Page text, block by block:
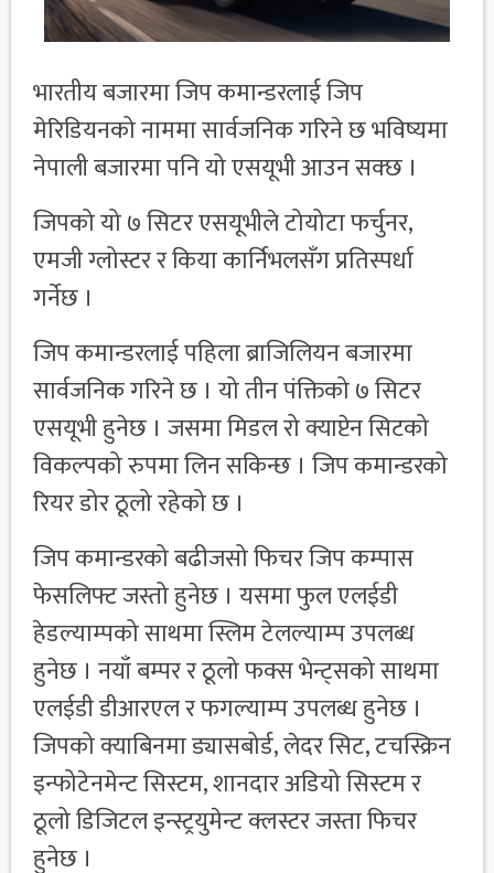
भारतीय बजारमा जिप कमान्डरलाई जिप
मेरिडियनको नाममा सार्वजनिक गरिने छ भविष्यमा
नेपाली बजारमा पनि यो एसयूभी आउन सक्छ ।
जिपको यो ७ सिटर एसयूभीले टोयोटा फर्चुनर,
एमजी ग्लोस्टर र किया कार्निभलसँग प्रतिस्पर्धा
गर्नेछ ।
जिप कमान्डरलाई पहिला ब्राजिलियन बजारमा
सार्वजनिक गरिने छ । यो तीन पंक्तिको ७ सिटर
एसयूभी हुनेछ । जसमा मिडल रो क्याप्टेन सिटको
विकल्पको रुपमा लिन सकिन्छ । जिप कमान्डरको
रियर डोर ठूलो रहेको छ ।
जिप कमान्डरको बढीजसो फिचर जिप कम्पास
फेसलिफ्ट जस्तो हुनेछ । यसमा फुल एलईडी
हेडल्याम्पको साथमा स्लिम टेलल्याम्प उपलब्ध
हुनेछ । नयाँ बम्पर र ठूलो फक्स भेन्ट्सको साथमा
एलईडी डीआरएल र फगल्याम्प उपलब्ध हुनेछ ।
जिपको क्याबिनमा ड्यासबोर्ड, लेदर सिट, टचस्क्रिन
इन्फोटेनमेन्ट सिस्टम, शानदार अडियो सिस्टम र
ठूलो डिजिटल इन्स्ट्रयुमेन्ट क्लस्टर जस्ता फिचर
हुनेछ ।